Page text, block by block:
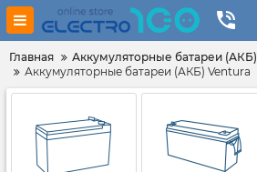
Главная
Аккумуляторные батареи (АКБ)
Аккумуляторные батареи (АКБ) Ventura